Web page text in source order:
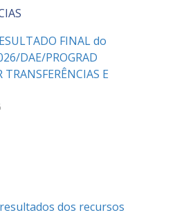
FINAL do
DAE/PROGRAD
E
dos recursos